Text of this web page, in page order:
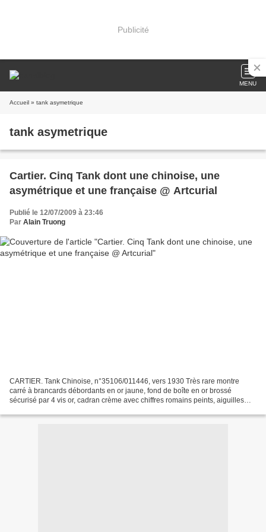
Publicité
MENU
Accueil » tank asymetrique
tank asymetrique
Cartier. Cinq Tank dont une chinoise, une
asymétrique et une française @ Artcurial
Publié le 12/07/2009 à 23:46
Par Alain Truong
CARTIER. Tank Chinoise, n°35106/011446, vers 1930 Très rare montre
carré à brancards débordants en or jaune, fond de boîte en or brossé
sécurisé par 4 vis or, cadran crème avec chiffres romains peints, aiguilles